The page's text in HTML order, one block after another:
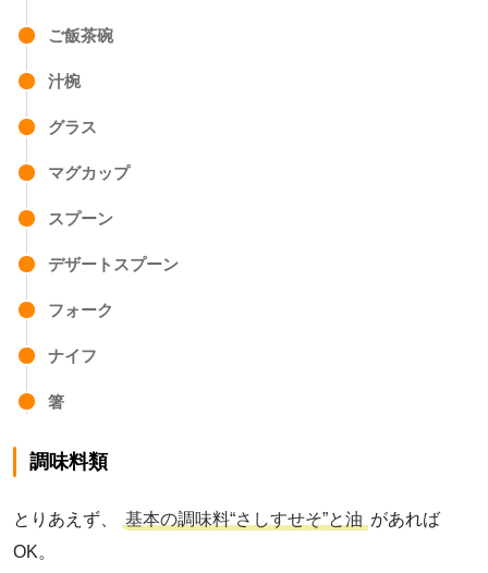
ご飯茶碗
汁椀
グラス
マグカップ
スプーン
デザートスプーン
フォーク
ナイフ
箸
調味料類
とりあえず、 基本の調味料“さしすせそ”と油 があれば
OK。